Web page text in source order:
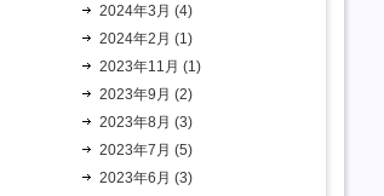
2024年3月 (4)
2024年2月 (1)
2023年11月 (1)
2023年9月 (2)
2023年8月 (3)
2023年7月 (5)
2023年6月 (3)